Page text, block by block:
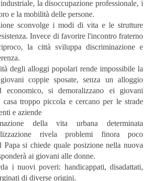
la disoccupazione professionale, i
e la mobilità delle persone.
sconvolge i modi di vita e le strutture
Invece di favorire l'incontro fraterno
la città sviluppa discriminazione e
degli alloggi popolari rende impossibile la
coppie sposate, senza un alloggio
economico, si demoralizzano ei giovani
casa troppo piccola e cercano per le strade
e aziende
della vita urbana determinata
rivela problemi finora poco
Papa si chiede quale posizione nella nuova
ai giovani alle donne.
i nuovi poveri: handicappati, disadattati,
di diverse origini.